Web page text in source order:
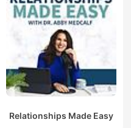
Relationships Made Easy